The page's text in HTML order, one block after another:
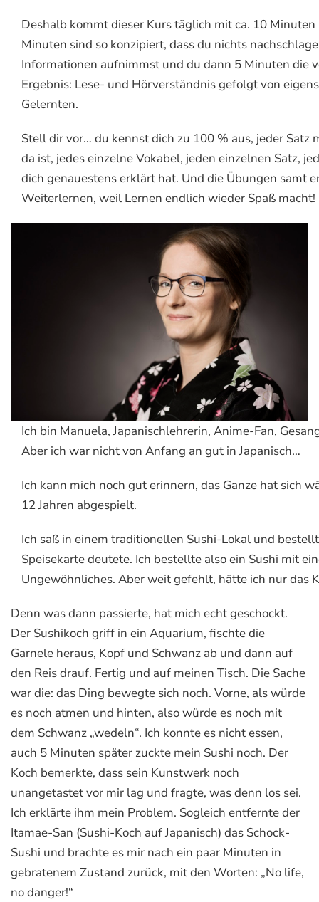
Deshalb kommt dieser Kurs täglich mit ca. 10
Minuten sind so konzipiert, dass du nichts
Informationen aufnimmst und du dann 5 Minuten die
Ergebnis: Lese- und Hörverständnis gefolgt von
Gelernten.
Stell dir vor… du kennst dich zu 100 % aus, jeder Satz
da ist, jedes einzelne Vokabel, jeden einzelnen Satz,
dich genauestens erklärt hat. Und die Übungen samt
Weiterlernen, weil Lernen endlich wieder Spaß macht!
Ich bin Manuela, Japanischlehrerin, Anime-Fan,
Aber ich war nicht von Anfang an gut in Japanisch…
Ich kann mich noch gut erinnern, das Ganze hat sich
12 Jahren abgespielt.
Ich saß in einem traditionellen Sushi-Lokal und
Speisekarte deutete. Ich bestellte also ein Sushi mit
Ungewöhnliches. Aber weit gefehlt, hätte ich nur das
Denn was dann passierte, hat mich echt geschockt.
Der Sushikoch griff in ein Aquarium, fischte die
Garnele heraus, Kopf und Schwanz ab und dann auf
den Reis drauf. Fertig und auf meinen Tisch. Die Sache
war die: das Ding bewegte sich noch. Vorne, als würde
es noch atmen und hinten, also würde es noch mit
dem Schwanz „wedeln“. Ich konnte es nicht essen,
auch 5 Minuten später zuckte mein Sushi noch. Der
Koch bemerkte, dass sein Kunstwerk noch
unangetastet vor mir lag und fragte, was denn los sei.
Ich erklärte ihm mein Problem. Sogleich entfernte der
Itamae-San (Sushi-Koch auf Japanisch) das Schock-
Sushi und brachte es mir nach ein paar Minuten in
gebratenem Zustand zurück, mit den Worten: „No life,
no danger!“